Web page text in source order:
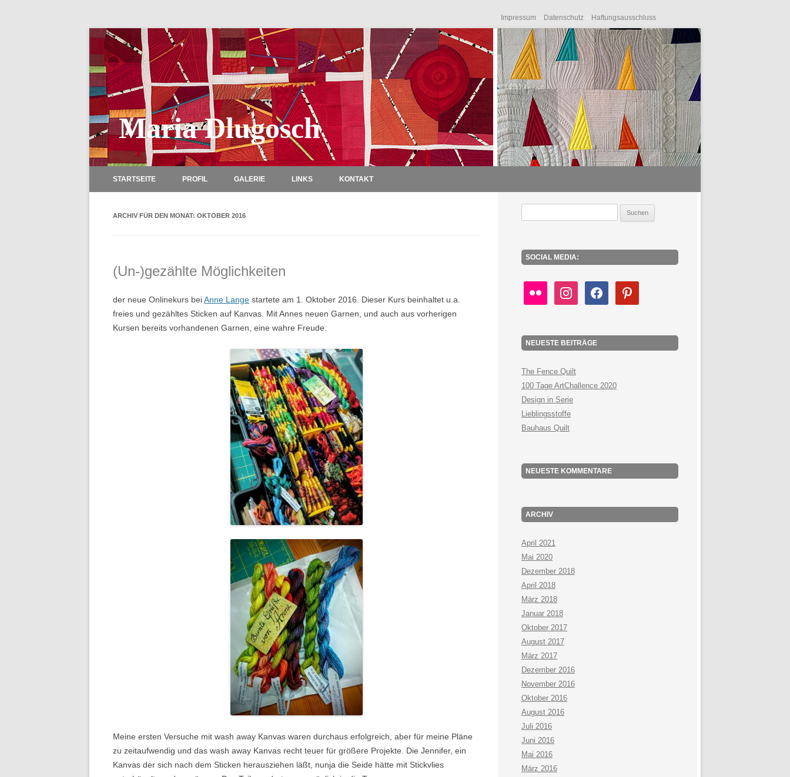
Impressum - Datenschutz - Haftungsausschluss
Maria Dlugosch
STARTSEITE PROFIL GALERIE LINKS KONTAKT
ARCHIV FÜR DEN MONAT: OKTOBER 2016
(Un-)gezählte Möglichkeiten
der neue Onlinekurs beiAnne Lange startete am 1. Oktober 2016. Dieser Kurs beinhaltet u.a.
freies und gezähltes Sticken auf Kanvas. Mit Annes neuen Garnen, und auch aus vorherigen
Kursen bereits vorhandenen Garnen, eine wahre Freude.
Meine ersten Versuche mit wash away Kanvas waren durchaus erfolgreich, aber für meine Pläne
zu zeitaufwendig und das wash away Kanvas recht teuer für größere Projekte. Die Jennifer, ein
Kanvas der sich nach dem Sticken herausziehen läßt, nunja die Seide hätte mit Stickvlies
SOCIAL MEDIA:
instagram facebook pinterest
NEUESTE BEITRÄGE
The Fence Quilt
100 Tage ArtChallence 2020
Design in Serie
Lieblingsstoffe
Bauhaus Quilt
NEUESTE KOMMENTARE
ARCHIV
April 2021
Mai 2020
Dezember 2018
April 2018
März 2018
Januar 2018
Oktober 2017
August 2017
März 2017
Dezember 2016
November 2016
Oktober 2016
August 2016
Juli 2016
Juni 2016
Mai 2016
März 2016